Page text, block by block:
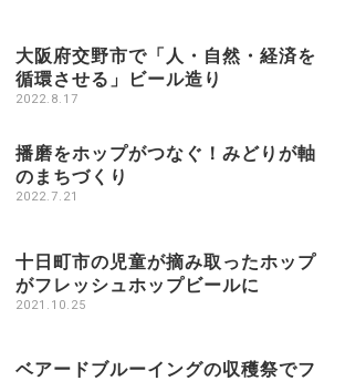
大阪府交野市で「人・自然・経済を
循環させる」ビール造り
2022.8.17
播磨をホップがつなぐ！みどりが軸
のまちづくり
2022.7.21
十日町市の児童が摘み取ったホップ
がフレッシュホップビールに
2021.10.25
ベアードブルーイングの収穫祭でフ